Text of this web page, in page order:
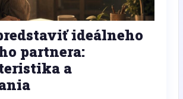
ideálneho
partnera:
a